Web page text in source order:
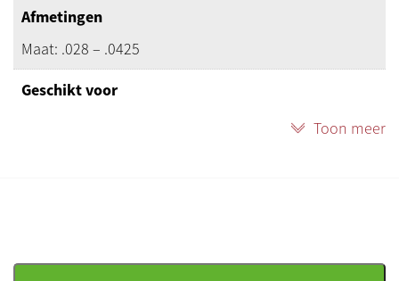
Afmetingen
Maat: .028 – .0425
Geschikt voor
Amerika
Toon meer